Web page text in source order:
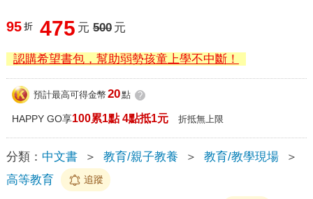
95 折 475 元 500 元
認購希望書包，幫助弱勢孩童上學不中斷！
預計最高可得金幣 20點 ?
HAPPY GO享100累1點 4點抵1元 折抵無上限
分類： 中文書 ＞ 教育/親子教養 ＞ 教育/教學現場
＞
高等教育
追蹤